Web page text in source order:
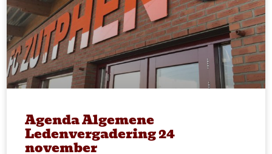
Agenda Algemene
Ledenvergadering 24
november